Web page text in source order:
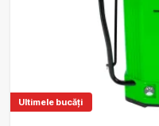
Ultimele bucăți